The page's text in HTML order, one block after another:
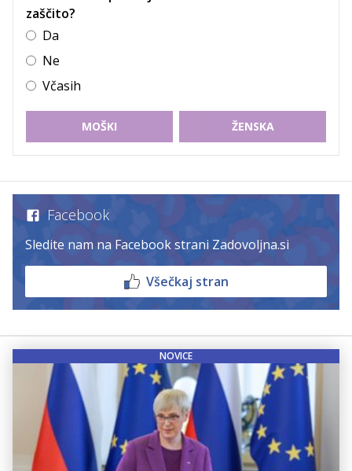
zaščito?
Da
Ne
Včasih
MOŠKI ŽENSKA
Facebook
Sledite nam na Facebook strani Zadovoljna.si
Všečkaj stran
NOVICE